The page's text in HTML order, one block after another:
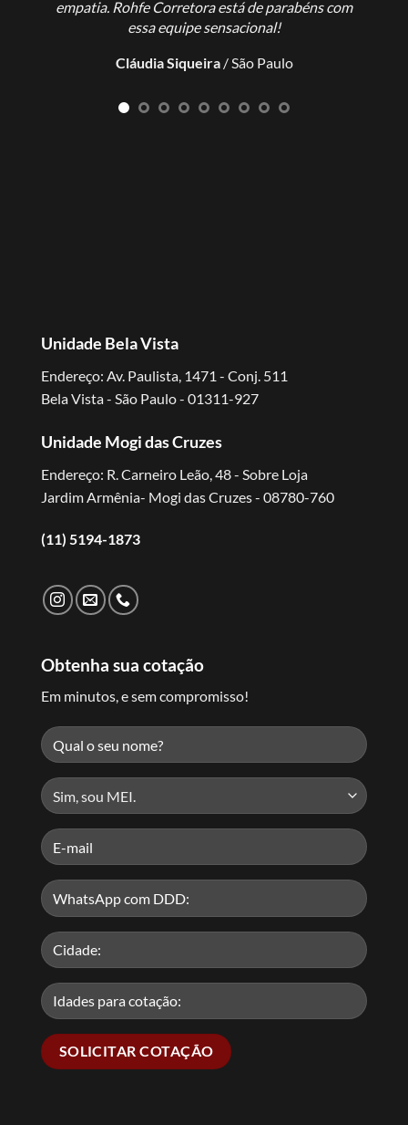
empatia. Rohfe Corretora está de parabéns com
essa equipe sensacional!
Cláudia Siqueira /São Paulo
Unidade Bela Vista
Endereço: Av. Paulista, 1471 - Conj. 511
Bela Vista - São Paulo - 01311-927
Unidade Mogi das Cruzes
Endereço: R. Carneiro Leão, 48 - Sobre Loja
Jardim Armênia- Mogi das Cruzes - 08780-760
(11) 5194-1873
Obtenha sua cotação
Em minutos, e sem compromisso!